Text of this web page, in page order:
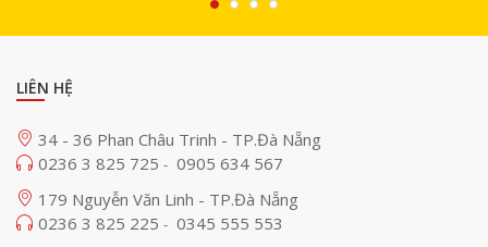
LIÊN HỆ
34 - 36 Phan Châu Trinh - TP.Đà Nẵng
0236 3 825 725 - 0905 634 567
179 Nguyễn Văn Linh - TP.Đà Nẵng
0236 3 825 225 - 0345 555 553